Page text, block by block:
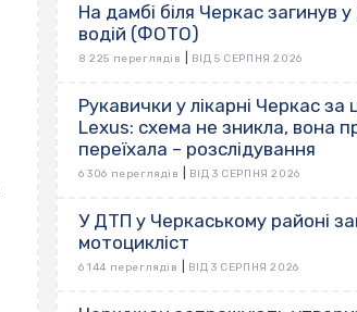
На дамбі біля Черкас загинув
водій (ФОТО)
8 225 переглядів ВІД 5 СЕРПНЯ 2026
Рукавички у лікарні Черкас за
Lexus: схема не зникла, вона
переїхала – розслідування
6 306 переглядів ВІД 3 СЕРПНЯ 2026
У ДТП у Черкаському районі
мотоцикліст
6 144 переглядів ВІД 3 СЕРПНЯ 2026